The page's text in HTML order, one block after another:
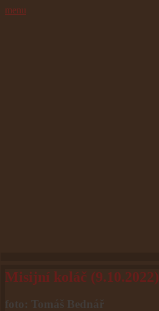
Misijní koláč (9.10.2022)
foto: Tomáš Bednář